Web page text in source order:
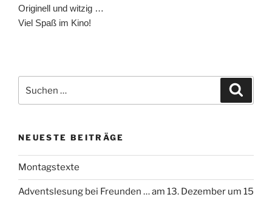
Originell und witzig …
Viel Spaß im Kino!
nach:
NEUESTE BEITRÄGE
Montagstexte
Adventslesung bei Freunden … am 13. Dezember um 15